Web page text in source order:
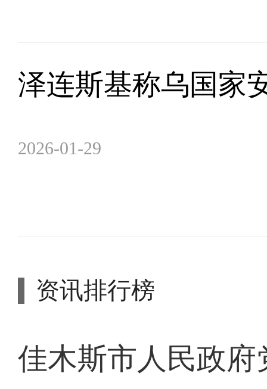
泽连斯基称乌国家
2026-01-29
资讯排行榜
佳木斯市人民政